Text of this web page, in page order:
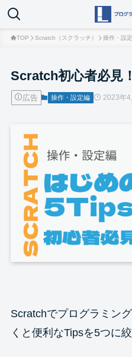
TOP Scratch（スクラッチ） 操作・設
Scratch初心者必見
広告 操作・設定編 2023年4
Scratchでプログラミン
くと便利なTipsを5つに